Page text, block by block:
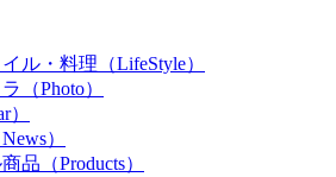
ル・料理（LifeStyle）
（Photo）
）
品（Products）